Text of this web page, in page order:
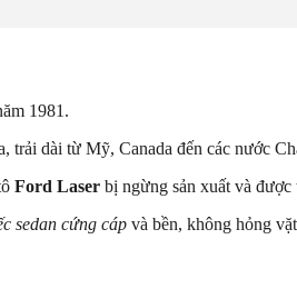
1981.
dài từ Mỹ, Canada đến các nước
Ford Laser bị ngừng sản xuất và
sedan cứng cáp và bền, không hỏng